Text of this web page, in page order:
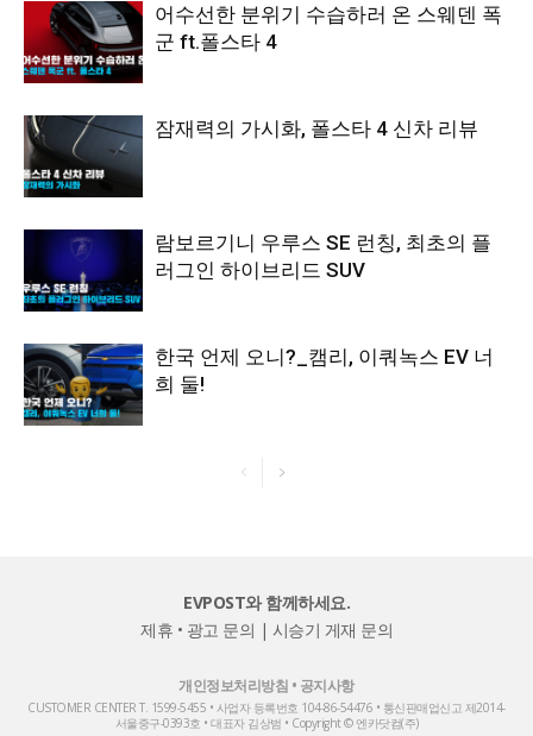
어수선한 분위기 수습하러 온 스웨덴 폭
군 ft.폴스타 4
잠재력의 가시화, 폴스타 4 신차 리뷰
람보르기니 우루스 SE 런칭, 최초의 플
러그인 하이브리드 SUV
한국 언제 오니?_캠리, 이쿼녹스 EV 너
희 둘!
EVPOST와 함께하세요.
제휴 • 광고 문의 | 시승기 게재 문의
개인정보처리방침 • 공지사항
CUSTOMER CENTER T. 1599-5455 • 사업자 등록번호 104-86-54476 • 통신판매업신고 제2014-
서울중구-0393호 • 대표자 김상범 • Copyright © 엔카닷컴(주)